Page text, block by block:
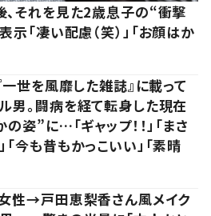
、それを見た2歳息子の“衝撃
「凄い配慮（笑）」「お顔はか
世を風靡した雑誌』に載って
男。闘病を経て転身した現在
姿”に…「ギャップ！！」「まさ
「今も昔もかっこいい」「素晴
性→戸田恵梨香さん風メイク